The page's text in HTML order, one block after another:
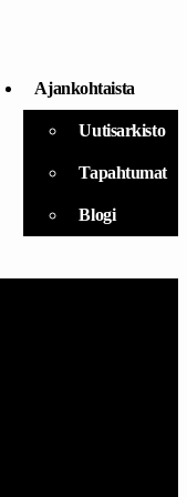
Ajankohtaista
Uutisarkisto
Tapahtumat
Blogi